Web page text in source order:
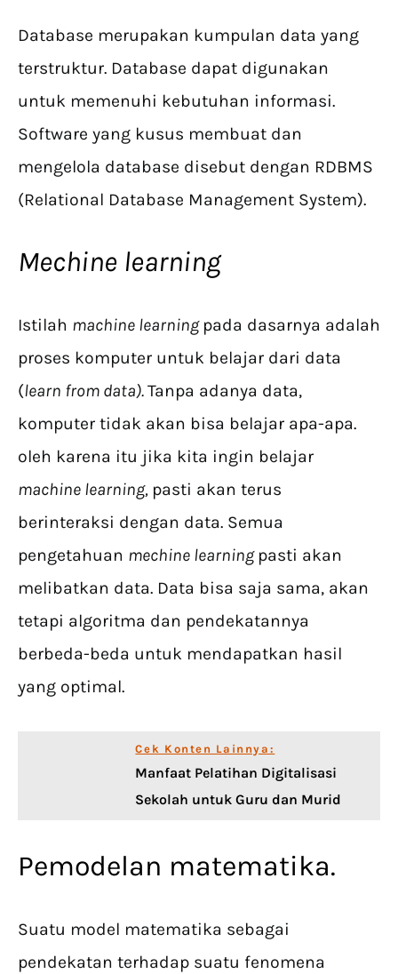
Database merupakan kumpulan data yang
terstruktur. Database dapat digunakan
untuk memenuhi kebutuhan informasi.
Software yang kusus membuat dan
mengelola database disebut dengan RDBMS
(Relational Database Management System).
Mechine learning
Istilah machine learning pada dasarnya adalah
proses komputer untuk belajar dari data
(learn from data).Tanpa adanya data,
komputer tidak akan bisa belajar apa-apa.
oleh karena itu jika kita ingin belajar
machine learning, pasti akan terus
berinteraksi dengan data. Semua
pengetahuan mechine learning pasti akan
melibatkan data. Data bisa saja sama, akan
tetapi algoritma dan pendekatannya
berbeda-beda untuk mendapatkan hasil
yang optimal.
Cek Konten Lainnya:
Manfaat Pelatihan Digitalisasi
Sekolah untuk Guru dan Murid
Pemodelan matematika.
Suatu model matematika sebagai
pendekatan terhadap suatu fenomena